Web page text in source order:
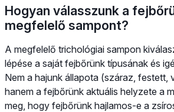
Hogyan válasszunk a
megfelelő sampont?
A megfelelő trichológiai sampon
lépése a saját fejbőrünk típusának és
Nem a hajunk állapota (száraz, festett,
hanem a fejbőrünk aktuális helyzete a
meg, hogy fejbőrünk hajlamos-e a